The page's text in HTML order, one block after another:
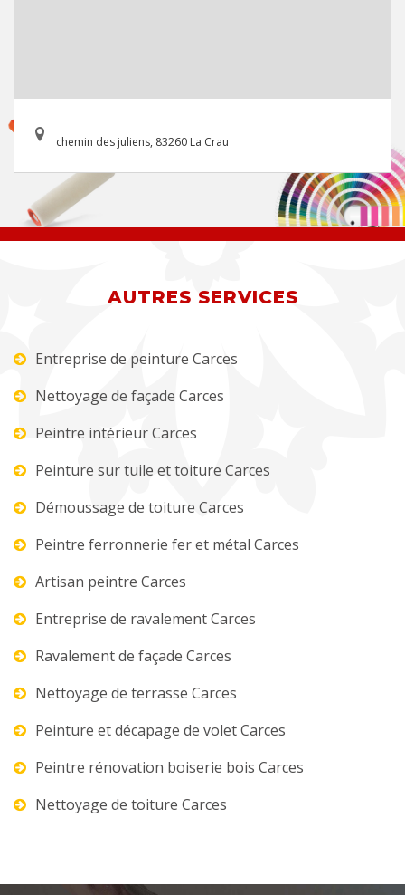
chemin des juliens, 83260 La Crau
AUTRES SERVICES
Entreprise de peinture Carces
Nettoyage de façade Carces
Peintre intérieur Carces
Peinture sur tuile et toiture Carces
Démoussage de toiture Carces
Peintre ferronnerie fer et métal Carces
Artisan peintre Carces
Entreprise de ravalement Carces
Ravalement de façade Carces
Nettoyage de terrasse Carces
Peinture et décapage de volet Carces
Peintre rénovation boiserie bois Carces
Nettoyage de toiture Carces